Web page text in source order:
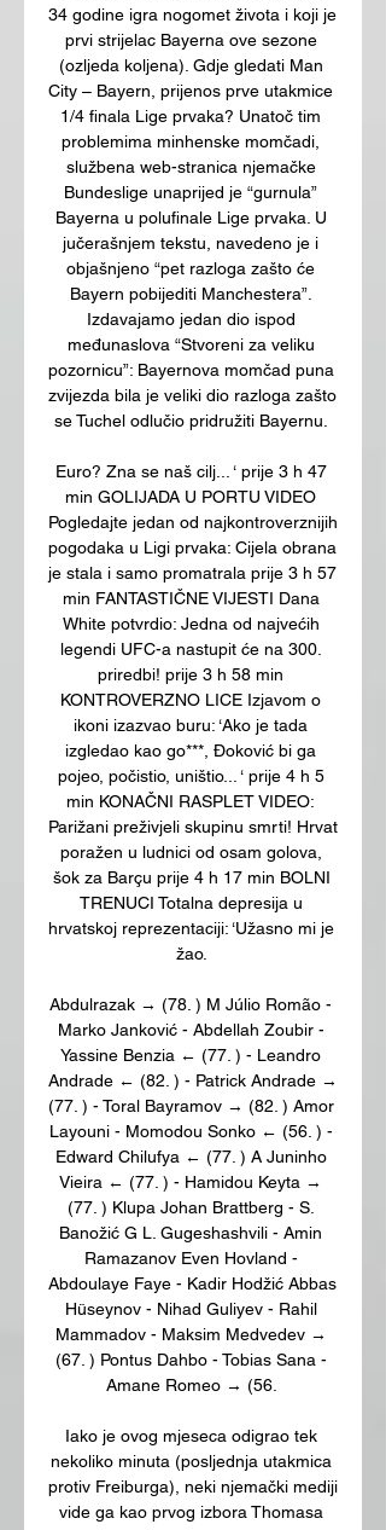
34 godine igra nogomet života i koji je
prvi strijelac Bayerna ove sezone
(ozljeda koljena). Gdje gledati Man
City – Bayern, prijenos prve utakmice
1/4 finala Lige prvaka? Unatoč tim
problemima minhenske momčadi,
službena web-stranica njemačke
Bundeslige unaprijed je “gurnula”
Bayerna u polufinale Lige prvaka. U
jučerašnjem tekstu, navedeno je i
objašnjeno “pet razloga zašto će
Bayern pobijediti Manchestera”.
Izdavajamo jedan dio ispod
međunaslova “Stvoreni za veliku
pozornicu”: Bayernova momčad puna
zvijezda bila je veliki dio razloga zašto
se Tuchel odlučio pridružiti Bayernu.
Euro? Zna se naš cilj... ‘ prije 3 h 47
min GOLIJADA U PORTU VIDEO
Pogledajte jedan od najkontroverznijih
pogodaka u Ligi prvaka: Cijela obrana
je stala i samo promatrala prije 3 h 57
min FANTASTIČNE VIJESTI Dana
White potvrdio: Jedna od najvećih
legendi UFC-a nastupit će na 300.
priredbi! prije 3 h 58 min
KONTROVERZNO LICE Izjavom o
ikoni izazvao buru: ‘Ako je tada
izgledao kao go***, Đoković bi ga
pojeo, počistio, uništio... ‘ prije 4 h 5
min KONAČNI RASPLET VIDEO:
Parižani preživjeli skupinu smrti! Hrvat
poražen u ludnici od osam golova,
šok za Barçu prije 4 h 17 min BOLNI
TRENUCI Totalna depresija u
hrvatskoj reprezentaciji: ‘Užasno mi je
žao.
Abdulrazak → (78. ) M Júlio Romão -
Marko Janković - Abdellah Zoubir -
Yassine Benzia ← (77. ) - Leandro
Andrade ← (82. ) - Patrick Andrade →
(77. ) - Toral Bayramov → (82. ) Amor
Layouni - Momodou Sonko ← (56. ) -
Edward Chilufya ← (77. ) A Juninho
Vieira ← (77. ) - Hamidou Keyta →
(77. ) Klupa Johan Brattberg - S.
Banožić G L. Gugeshashvili - Amin
Ramazanov Even Hovland -
Abdoulaye Faye - Kadir Hodžić Abbas
Hüseynov - Nihad Guliyev - Rahil
Mammadov - Maksim Medvedev →
(67. ) Pontus Dahbo - Tobias Sana -
Amane Romeo → (56.
Iako je ovog mjeseca odigrao tek
nekoliko minuta (posljednja utakmica
protiv Freiburga), neki njemački mediji
vide ga kao prvog izbora Thomasa